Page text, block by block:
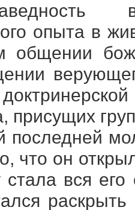
опыта в
общении
присущих
последней
что он
стала вся